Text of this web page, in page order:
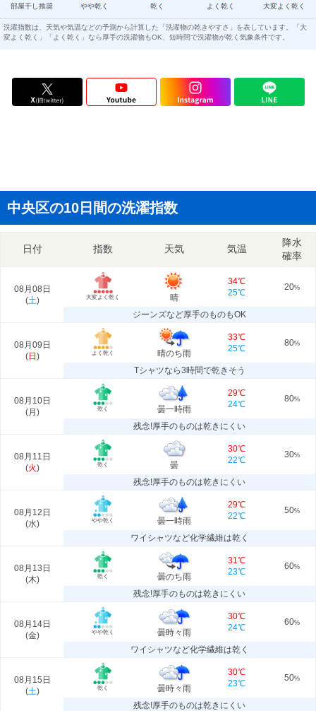
部屋干し推奨 やや乾く 乾く よく乾く 大変よく乾く
洗濯指数は、天気や気温などの予測から計算した「洗濯物の乾きやすさ」を表しています。「大
変よく乾く」「よく乾く」なら厚手の洗濯物もOK、短時間で洗濯物が乾く気象条件です。
中央区の10日間の洗濯指数
日付 指数 天気 気温
降水
確率
08月08日
(土) 大変よく乾く 晴
34℃
25℃
20%
ジーンズなど厚手のものもOK
08月09日
(日 ) よく乾く 晴のち雨
33℃
25℃
80%
Tシャツなら3時間で乾きそう
08月10日
(月 ) 乾く 曇一時雨
29℃
24℃
80%
残念!厚手のものは乾きにくい
08月11日
(火) 乾く 曇
30℃
22℃
30%
残念!厚手のものは乾きにくい
08月12日
(水) やや乾く 曇一時雨
29℃
22℃
50%
ワイシャツなど化学繊維は乾く
08月13日
(木) 乾く 曇のち雨
31℃
23℃
60%
残念!厚手のものは乾きにくい
08月14日
(金) やや乾く 曇時々雨
30℃
24℃
60%
ワイシャツなど化学繊維は乾く
08月15日
(土) 乾く 曇時々雨
30℃
23℃
50%
残念!厚手のものは乾きにくい